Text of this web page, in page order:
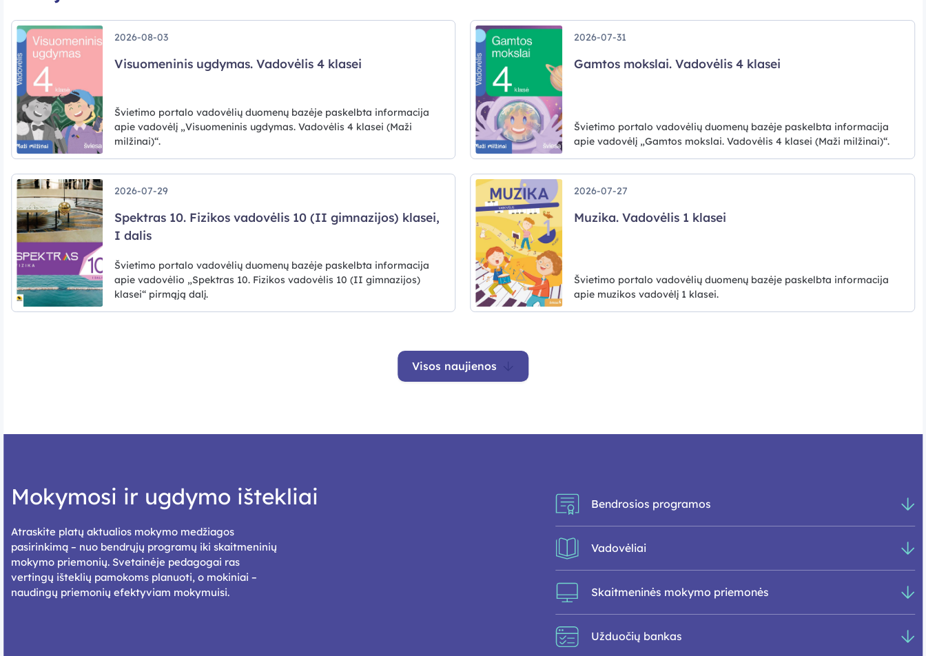
2026-08-03
Visuomeninis ugdymas. Vadovėlis 4 klasei
Švietimo portalo vadovėlių duomenų bazėje paskelbta informacija
apie vadovėlį „Visuomeninis ugdymas. Vadovėlis 4 klasei (Maži
milžinai)“.
2026-07-31
Gamtos mokslai. Vadovėlis 4 klasei
Švietimo portalo vadovėlių duomenų bazėje paskelbta informacija
apie vadovėlį „Gamtos mokslai. Vadovėlis 4 klasei (Maži milžinai)“.
2026-07-29
Spektras 10. Fizikos vadovėlis 10 (II gimnazijos) klasei,
I dalis
Švietimo portalo vadovėlių duomenų bazėje paskelbta informacija
apie vadovėlio „Spektras 10. Fizikos vadovėlis 10 (II gimnazijos)
klasei“ pirmąją dalį.
2026-07-27
Muzika. Vadovėlis 1 klasei
Švietimo portalo vadovėlių duomenų bazėje paskelbta informacija
apie muzikos vadovėlį 1 klasei.
Visos naujienos
Mokymosi ir ugdymo ištekliai
Atraskite platų aktualios mokymo medžiagos
pasirinkimą – nuo bendrųjų programų iki skaitmeninių
mokymo priemonių. Svetainėje pedagogai ras
vertingų išteklių pamokoms planuoti, o mokiniai –
naudingų priemonių efektyviam mokymuisi.
Bendrosios programos
Vadovėliai
Skaitmeninės mokymo priemonės
Užduočių bankas